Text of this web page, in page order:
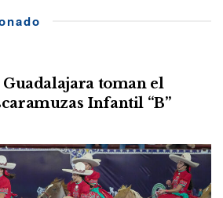
Guadalajara toman el
Infantil “B”